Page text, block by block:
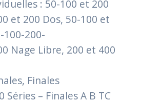
: 50-100 et 200
et 200 Dos, 50-100 et
100-200-
Nage Libre, 200 et 400
Finales
Séries – Finales A B TC